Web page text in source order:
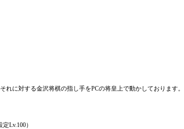
れに対する金沢将棋の指し手をPCの将皇上で動­かしております。
Lv.100）